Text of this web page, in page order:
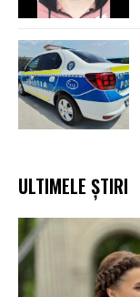
ULTIMELE ȘTIRI